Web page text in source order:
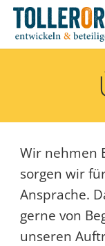
Wir nehmen
sorgen wir
Ansprache.
gerne von
unseren